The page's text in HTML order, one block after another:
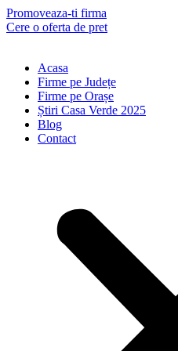
Skip
to
Promoveaza-ti firma
Cere o oferta de pret
Acasa
Firme pe Județe
Firme pe Orașe
Știri Casa Verde 2025
Blog
Contact